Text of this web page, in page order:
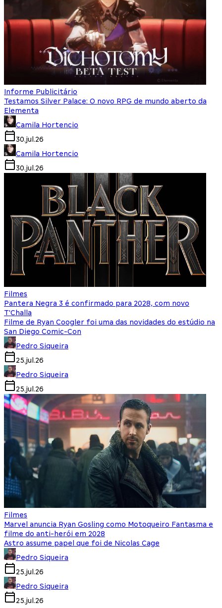
Informe Publicitário
Testamos Silver Palace: O novo RPG de mundo aberto da
Elementa
Camila Hortencio
30.jul.26
Camila Hortencio
30.jul.26
Filmes
Pantera Negra 3 é confirmado para 2028, com novo
T'Challa
Filme de Ryan Coogler foi uma das novidades do estúdio na
San Diego Comic-Con
Pedro Siqueira
25.jul.26
Pedro Siqueira
25.jul.26
Filmes
Marvel anuncia Ryan Gosling como Motoqueiro Fantasma e
filme do anti-herói em 2028
Astro assume papel que foi de Nicolas Cage
Pedro Siqueira
25.jul.26
Pedro Siqueira
25.jul.26